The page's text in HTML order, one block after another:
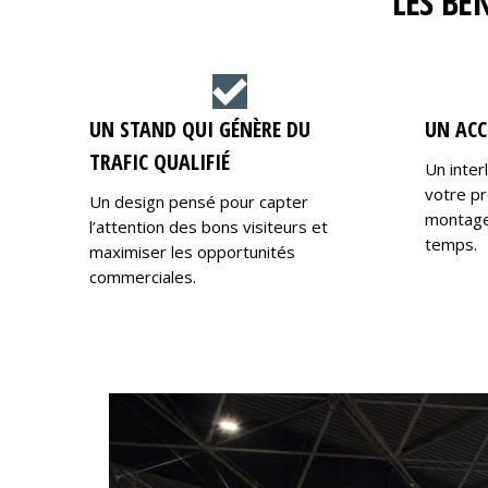
UN STAND QUI GÉNÈRE DU
TRAFIC QUALIFIÉ
Un design pensé pour capter
l’attention des bons visiteurs et
maximiser les opportunités
commerciales.
UN
Un
votre
temps.